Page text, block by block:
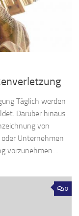
Täglich werden
Darüber hinaus
von
Unternehmen
vorzunehmen....
0